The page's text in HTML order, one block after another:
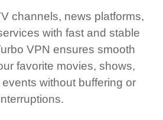
channels, news platforms,
with fast and stable
VPN ensures smooth
favorite movies, shows,
without buffering or